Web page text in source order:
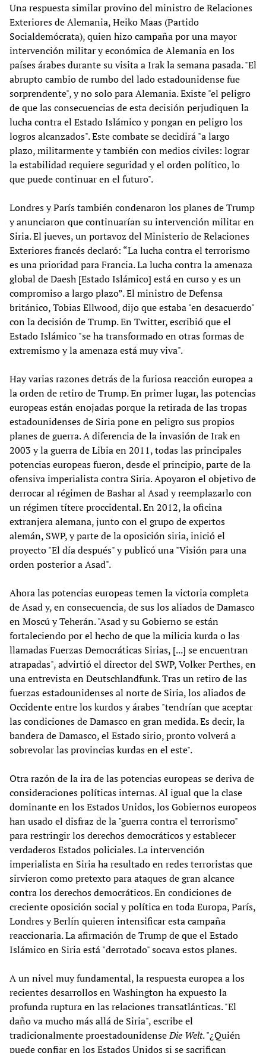
Una respuesta similar provino del ministro de Relaciones
Exteriores de Alemania, Heiko Maas (Partido
Socialdemócrata), quien hizo campaña por una mayor
intervención militar y económica de Alemania en los
países árabes durante su visita a Irak la semana pasada. "El
abrupto cambio de rumbo del lado estadounidense fue
sorprendente", y no solo para Alemania. Existe "el peligro
de que las consecuencias de esta decisión perjudiquen la
lucha contra el Estado Islámico y pongan en peligro los
logros alcanzados". Este combate se decidirá "a largo
plazo, militarmente y también con medios civiles: lograr
la estabilidad requiere seguridad y el orden político, lo
que puede continuar en el futuro".
Londres y París también condenaron los planes de Trump
y anunciaron que continuarían su intervención militar en
Siria. El jueves, un portavoz del Ministerio de Relaciones
Exteriores francés declaró: “La lucha contra el terrorismo
es una prioridad para Francia. La lucha contra la amenaza
global de Daesh [Estado Islámico] está en curso y es un
compromiso a largo plazo”. El ministro de Defensa
británico, Tobias Ellwood, dijo que estaba "en desacuerdo"
con la decisión de Trump. En Twitter, escribió que el
Estado Islámico "se ha transformado en otras formas de
extremismo y la amenaza está muy viva".
Hay varias razones detrás de la furiosa reacción europea a
la orden de retiro de Trump. En primer lugar, las potencias
europeas están enojadas porque la retirada de las tropas
estadounidenses de Siria pone en peligro sus propios
planes de guerra. A diferencia de la invasión de Irak en
2003 y la guerra de Libia en 2011, todas las principales
potencias europeas fueron, desde el principio, parte de la
ofensiva imperialista contra Siria. Apoyaron el objetivo de
derrocar al régimen de Bashar al Asad y reemplazarlo con
un régimen títere proccidental. En 2012, la oficina
extranjera alemana, junto con el grupo de expertos
alemán, SWP, y parte de la oposición siria, inició el
proyecto "El día después" y publicó una "Visión para una
orden posterior a Asad".
Ahora las potencias europeas temen la victoria completa
de Asad y, en consecuencia, de sus los aliados de Damasco
en Moscú y Teherán. "Asad y su Gobierno se están
fortaleciendo por el hecho de que la milicia kurda o las
llamadas Fuerzas Democráticas Sirias, [...] se encuentran
atrapadas", advirtió el director del SWP, Volker Perthes, en
una entrevista en Deutschlandfunk. Tras un retiro de las
fuerzas estadounidenses al norte de Siria, los aliados de
Occidente entre los kurdos y árabes "tendrían que aceptar
las condiciones de Damasco en gran medida. Es decir, la
bandera de Damasco, el Estado sirio, pronto volverá a
sobrevolar las provincias kurdas en el este".
Otra razón de la ira de las potencias europeas se deriva de
consideraciones políticas internas. Al igual que la clase
dominante en los Estados Unidos, los Gobiernos europeos
han usado el disfraz de la "guerra contra el terrorismo"
para restringir los derechos democráticos y establecer
verdaderos Estados policiales. La intervención
imperialista en Siria ha resultado en redes terroristas que
sirvieron como pretexto para ataques de gran alcance
contra los derechos democráticos. En condiciones de
creciente oposición social y política en toda Europa, París,
Londres y Berlín quieren intensificar esta campaña
reaccionaria. La afirmación de Trump de que el Estado
Islámico en Siria está "derrotado" socava estos planes.
A un nivel muy fundamental, la respuesta europea a los
recientes desarrollos en Washington ha expuesto la
profunda ruptura en las relaciones transatlánticas. "El
daño va mucho más allá de Siria", escribe el
tradicionalmente proestadounidenseDie Welt. "¿Quién
puede confiar en los Estados Unidos si se sacrifican